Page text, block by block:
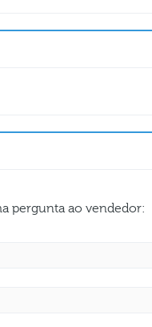
pergunta ao vendedor: